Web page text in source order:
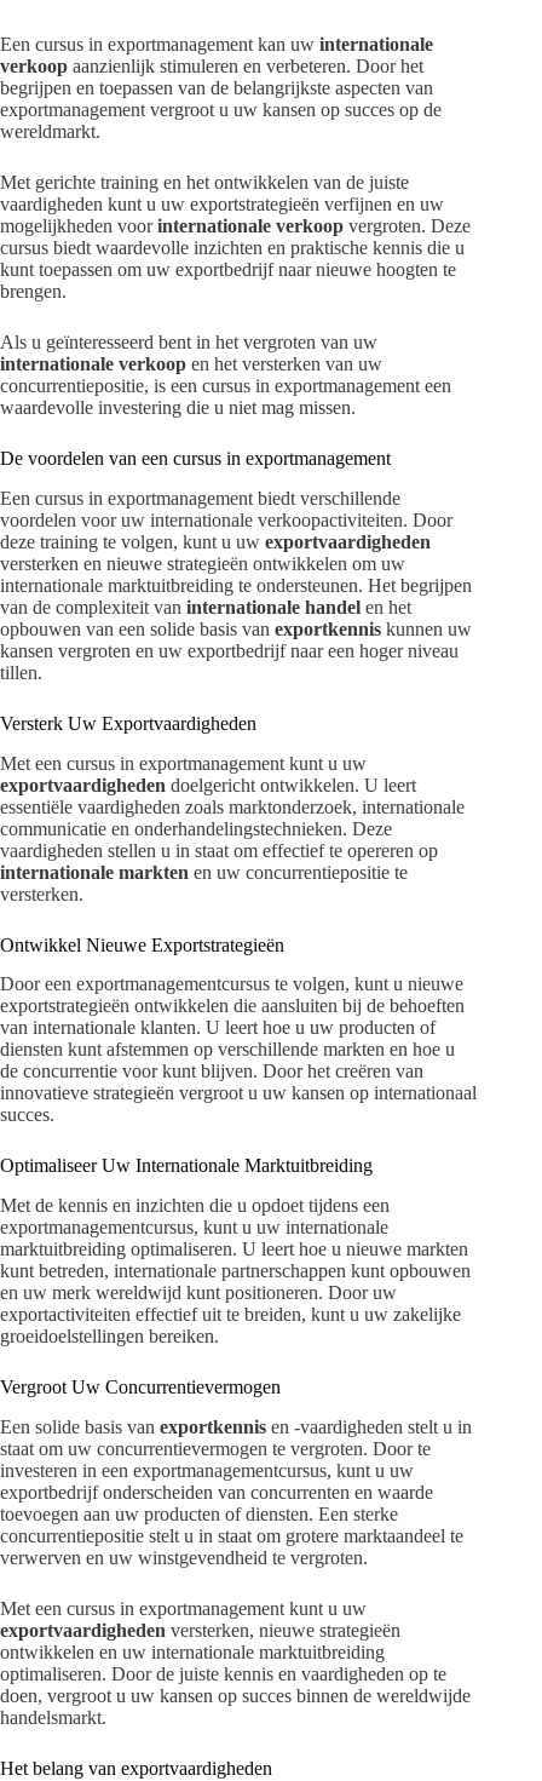
Een cursus in exportmanagement kan uw internationale
verkoop aanzienlijk stimuleren en verbeteren. Door het
begrijpen en toepassen van de belangrijkste aspecten van
exportmanagement vergroot u uw kansen op succes op de
wereldmarkt.
Met gerichte training en het ontwikkelen van de juiste
vaardigheden kunt u uw exportstrategieën verfijnen en uw
mogelijkheden voorinternationale verkoop vergroten. Deze
cursus biedt waardevolle inzichten en praktische kennis die u
kunt toepassen om uw exportbedrijf naar nieuwe hoogten te
brengen.
Als u geïnteresseerd bent in het vergroten van uw
internationale verkoop en het versterken van uw
concurrentiepositie, is een cursus in exportmanagement een
waardevolle investering die u niet mag missen.
De voordelen van een cursus in exportmanagement
Een cursus in exportmanagement biedt verschillende
voordelen voor uw internationale verkoopactiviteiten. Door
deze training te volgen, kunt u uw exportvaardigheden
versterken en nieuwe strategieën ontwikkelen om uw
internationale marktuitbreiding te ondersteunen. Het begrijpen
van de complexiteit van internationale handel en het
opbouwen van een solide basis van exportkennis kunnen uw
kansen vergroten en uw exportbedrijf naar een hoger niveau
tillen.
Versterk Uw Exportvaardigheden
Met een cursus in exportmanagement kunt u uw
exportvaardigheden doelgericht ontwikkelen. U leert
essentiële vaardigheden zoals marktonderzoek, internationale
communicatie en onderhandelingstechnieken. Deze
vaardigheden stellen u in staat om effectief te opereren op
internationale markten en uw concurrentiepositie te
versterken.
Ontwikkel Nieuwe Exportstrategieën
Door een exportmanagementcursus te volgen, kunt u nieuwe
exportstrategieën ontwikkelen die aansluiten bij de behoeften
van internationale klanten. U leert hoe u uw producten of
diensten kunt afstemmen op verschillende markten en hoe u
de concurrentie voor kunt blijven. Door het creëren van
innovatieve strategieën vergroot u uw kansen op internationaal
succes.
Optimaliseer Uw Internationale Marktuitbreiding
Met de kennis en inzichten die u opdoet tijdens een
exportmanagementcursus, kunt u uw internationale
marktuitbreiding optimaliseren. U leert hoe u nieuwe markten
kunt betreden, internationale partnerschappen kunt opbouwen
en uw merk wereldwijd kunt positioneren. Door uw
exportactiviteiten effectief uit te breiden, kunt u uw zakelijke
groeidoelstellingen bereiken.
Vergroot Uw Concurrentievermogen
Een solide basis van exportkennis en -vaardigheden stelt u in
staat om uw concurrentievermogen te vergroten. Door te
investeren in een exportmanagementcursus, kunt u uw
exportbedrijf onderscheiden van concurrenten en waarde
toevoegen aan uw producten of diensten. Een sterke
concurrentiepositie stelt u in staat om grotere marktaandeel te
verwerven en uw winstgevendheid te vergroten.
Met een cursus in exportmanagement kunt u uw
exportvaardigheden versterken, nieuwe strategieën
ontwikkelen en uw internationale marktuitbreiding
optimaliseren. Door de juiste kennis en vaardigheden op te
doen, vergroot u uw kansen op succes binnen de wereldwijde
handelsmarkt.
Het belang van exportvaardigheden